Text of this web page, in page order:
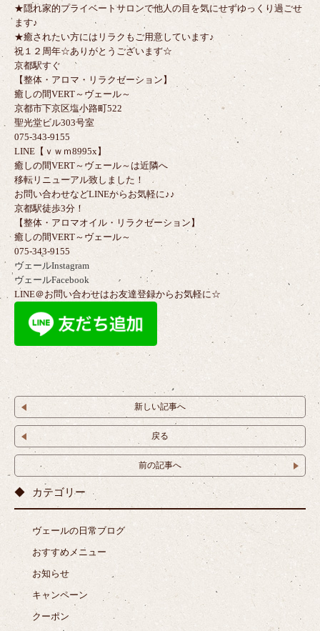
★隠れ家的プライベートサロンで他人の目を気にせずゆっくり過ごせ
ます♪
★癒されたい方にはリラクもご用意しています♪
祝１２周年☆ありがとうございます☆
京都駅すぐ
【整体・アロマ・リラクゼーション】
癒しの間VERT～ヴェール～
京都市下京区塩小路町522
聖光堂ビル303号室
075-343-9155
LINE【ｖｗｍ8995x】
癒しの間VERT～ヴェール～は近隣へ
移転リニューアル致しました！
お問い合わせなどLINEからお気軽に♪♪
京都駅徒歩3分！
【整体・アロマオイル・リラクゼーション】
癒しの間VERT～ヴェール～
075-343-9155
ヴェールInstagram
ヴェールFacebook
LINE＠お問い合わせはお友達登録からお気軽に☆
新しい記事へ
戻る
前の記事へ
カテゴリー
ヴェールの日常ブログ
おすすめメニュー
お知らせ
キャンペーン
クーポン